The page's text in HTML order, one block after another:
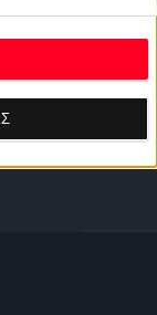
κλικ στο